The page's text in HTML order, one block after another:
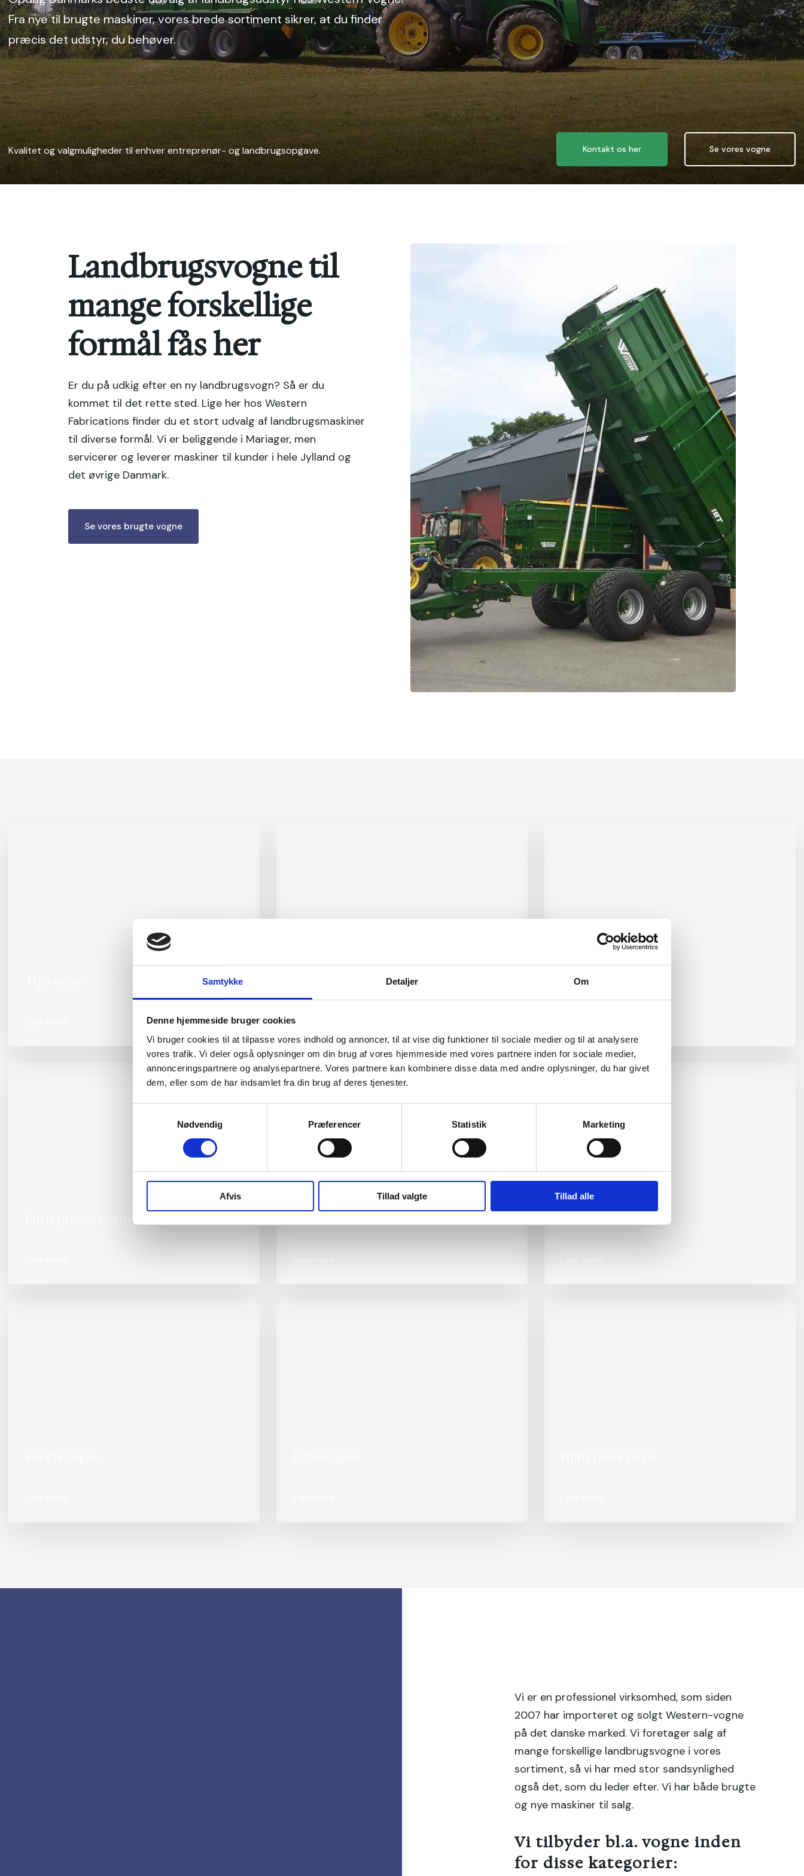
Samtykke Detaljer Om
Denne hjemmeside bruger cookies
Vi bruger cookies til at tilpasse vores indhold og annoncer, til at vise dig funktioner til sociale medier og til at analysere
vores trafik. Vi deler også oplysninger om din brug af vores hjemmeside med vores partnere inden for sociale medier,
annonceringspartnere og analysepartnere. Vores partnere kan kombinere disse data med andre oplysninger, du har givet
dem, eller som de har indsamlet fra din brug af deres tjenester.
Nødvendig
Præferencer Statistik Marketing
Afvis Tillad valgte Tillad alle
Fra nye til brugte maskiner, vores brede sor​timent sikrer, at du finder
præcis det udstyr, du behøver.
Kvalitet og valgmuligheder til enhver entreprenør- og landbrugsopgave. Kontakt os her Se vores vogne
Landbrugsvogne til
mange ​forskellige
formål fås her
Er du på udkig efter en ny ​landbrugsvogn​? Så er du
kommet til det rette sted. Lige her hos Western
Fabrications finder du et stort udvalg af landbrugsmaskiner
til diverse formål. Vi er beliggende i Mariager, men
servicerer og leverer maskiner til kunder i hele Jylland og
det øvrige Danmark.
Se vores brugte vogne
Læs mere
Blokvogne
Entreprenørvogne
Vi er en professionel virksomhed, som siden
2007 har importeret og solgt Western-vogne
på det danske marked. Vi foretager salg af
mange forskellige landbrugsvogne i vores
sortiment, så vi har med stor sandsynlighed
også det, som du leder efter. Vi har både brugte
og nye maskiner til salg.
Vi tilbyder bl.a. vogne inden
for disse kategorier:​